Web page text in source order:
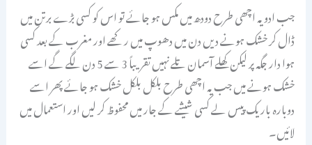
جب ادویہ اچھی طرح دودھ میں مکس ہو جائے تو اس کو کسی بڑے برتن میں
ڈال کر خشک ہونے دیں دن میں دھوپ میں رکھے اور مغرب کے بعد کسی
ہوا دار جگہ پر لیکن کھلے آسمان تلے نہیں تقریباً 3 سے 5 دن لگے گے اسے
خشک ہونے میں جب یہ اچھی طرح بلکل بلکل خشک ہو جائے پھر اسے
دوبارہ باریک پیس لے کسی شیشے کے جار میں محفوظ کر لیں اور استعمال میں
لائیں۔